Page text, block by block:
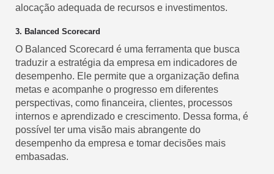
alocação adequada de recursos e investimentos.
3. Balanced Scorecard
O Balanced Scorecard é uma ferramenta que busca
traduzir a estratégia da empresa em indicadores de
desempenho. Ele permite que a organização defina
metas e acompanhe o progresso em diferentes
perspectivas, como financeira, clientes, processos
internos e aprendizado e crescimento. Dessa forma, é
possível ter uma visão mais abrangente do
desempenho da empresa e tomar decisões mais
embasadas.